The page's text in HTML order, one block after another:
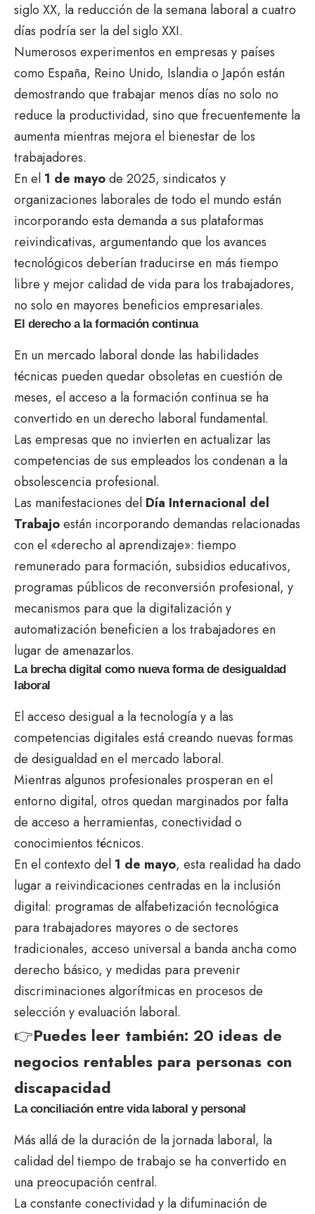
siglo XX, la reducción de la semana laboral a cuatro
días podría ser la del siglo XXI.
Numerosos experimentos en empresas y países
como España, Reino Unido, Islandia o Japón están
demostrando que trabajar menos días no solo no
reduce la productividad, sino que frecuentemente la
aumenta mientras mejora el bienestar de los
trabajadores.
En el 1 de mayode 2025, sindicatos y
organizaciones laborales de todo el mundo están
incorporando esta demanda a sus plataformas
reivindicativas, argumentando que los avances
tecnológicos deberían traducirse en más tiempo
libre y mejor calidad de vida para los trabajadores,
no solo en mayores beneficios empresariales.
El derecho a la formación continua
En un mercado laboral donde las habilidades
técnicas pueden quedar obsoletas en cuestión de
meses, el acceso a la formación continua se ha
convertido en un derecho laboral fundamental.
Las empresas que no invierten en actualizar las
competencias de sus empleados los condenan a la
obsolescencia profesional.
Las manifestaciones del Día Internacional del
Trabajoestán incorporando demandas relacionadas
con el «derecho al aprendizaje»: tiempo
remunerado para formación, subsidios educativos,
programas públicos de reconversión profesional, y
mecanismos para que la digitalización y
automatización beneficien a los trabajadores en
lugar de amenazarlos.
La brecha digital como nueva forma de desigualdad
laboral
El acceso desigual a la tecnología y a las
competencias digitales está creando nuevas formas
de desigualdad en el mercado laboral.
Mientras algunos profesionales prosperan en el
entorno digital, otros quedan marginados por falta
de acceso a herramientas, conectividad o
conocimientos técnicos.
En el contexto del 1 de mayo, esta realidad ha dado
lugar a reivindicaciones centradas en la inclusión
digital: programas de alfabetización tecnológica
para trabajadores mayores o de sectores
tradicionales, acceso universal a banda ancha como
derecho básico, y medidas para prevenir
discriminaciones algorítmicas en procesos de
selección y evaluación laboral.
👉Puedes leer también: 20 ideas de
negocios rentables para personas con
discapacidad
La conciliación entre vida laboral y personal
Más allá de la duración de la jornada laboral, la
calidad del tiempo de trabajo se ha convertido en
una preocupación central.
La constante conectividad y la difuminación de